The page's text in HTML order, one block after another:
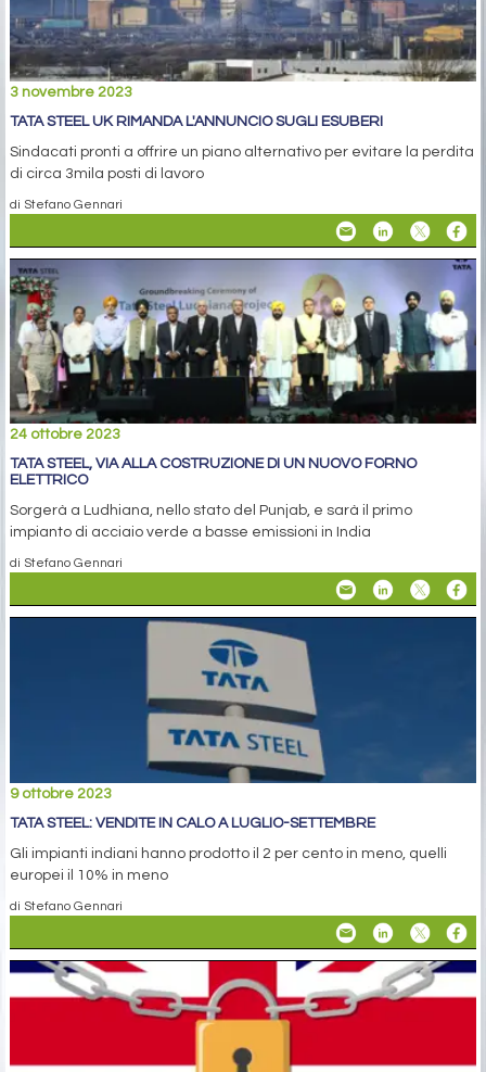
3 novembre 2023
TATA STEEL UK RIMANDA L'ANNUNCIO SUGLI ESUBERI
Sindacati pronti a offrire un piano alternativo per evitare la perdita
di circa 3mila posti di lavoro
di Stefano Gennari
24 ottobre 2023
TATA STEEL, VIA ALLA COSTRUZIONE DI UN NUOVO FORNO
ELETTRICO
Sorgerà a Ludhiana, nello stato del Punjab, e sarà il primo
impianto di acciaio verde a basse emissioni in India
di Stefano Gennari
9 ottobre 2023
TATA STEEL: VENDITE IN CALO A LUGLIO-SETTEMBRE
Gli impianti indiani hanno prodotto il 2 per cento in meno, quelli
europei il 10% in meno
di Stefano Gennari